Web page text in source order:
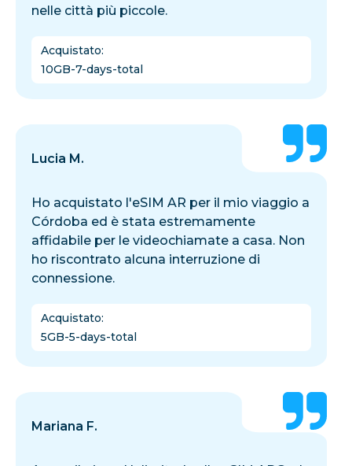
nelle città più piccole.
Acquistato:
10GB-7-days-total
Lucia M.
Ho acquistato l'eSIM AR per il mio viaggio a
Córdoba ed è stata estremamente
affidabile per le videochiamate a casa. Non
ho riscontrato alcuna interruzione di
connessione.
Acquistato:
5GB-5-days-total
Mariana F.